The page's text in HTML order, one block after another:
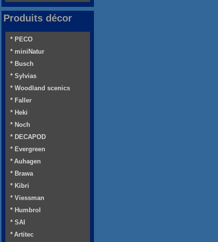
Produits décor
* PECO
* miniNatur
* Busch
* Sylvias
* Woodland scenics
* Faller
* Heki
* Noch
* DECAPOD
* Evergreen
* Auhagen
* Brawa
* Kibri
* Viessman
* Humbrol
* SAI
* Artitec